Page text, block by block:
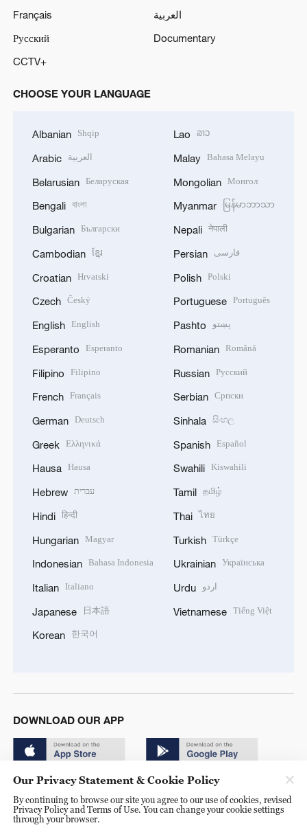
Français
العربية
Русский
Documentary
CCTV+
CHOOSE YOUR LANGUAGE
Albanian Shqip
Arabic العربية
Belarusian Беларуская
Bengali বাংলা
Bulgarian Български
Cambodian ខ្មែរ
Croatian Hrvatski
Czech Český
English English
Esperanto Esperanto
Filipino Filipino
French Français
German Deutsch
Greek Ελληνικά
Hausa Hausa
Hebrew עברית
Hindi हिन्दी
Hungarian Magyar
Indonesian Bahasa Indonesia
Italian Italiano
Japanese 日本語
Korean 한국어
Lao ລາວ
Malay Bahasa Melayu
Mongolian Монгол
Myanmar မြန်မာဘာသာ
Nepali नेपाली
Persian فارسی
Polish Polski
Portuguese Português
Pashto پښتو
Romanian Română
Russian Русский
Serbian Српски
Sinhala සිංහල
Spanish Español
Swahili Kiswahili
Tamil தமிழ்
Thai ไทย
Turkish Türkçe
Ukrainian Українська
Urdu اردو
Vietnamese Tiếng Việt
DOWNLOAD OUR APP
© China Radio International.CRI. All Rights Reserved. 16A
Our Privacy Statement & Cookie Policy
By continuing to browse our site you agree to our use of cookies, revised
Privacy Policy and Terms of Use. You can change your cookie settings
through your browser.